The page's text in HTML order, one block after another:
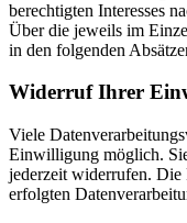
berechtigten Interesses
Über die jeweils im
in den folgenden
Widerruf Ihrer
Viele
Einwilligung möglich.
jederzeit widerrufen.
erfolgten